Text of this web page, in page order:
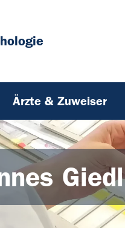
Ärzte & Zuweiser
Giedl